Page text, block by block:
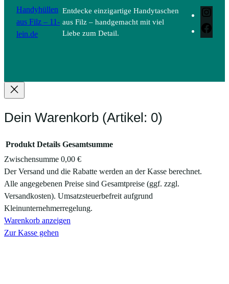
Handyhüllen
aus Filz – 11-
lein.de
Entdecke einzigartige Handytaschen
aus Filz – handgemacht mit viel
Liebe zum Detail.
Dein Warenkorb (Artikel: 0)
Produkte
im
Warenkorb
Produkt Details Gesamtsumme
Zwischensumme 0,00 €
Der Versand und die Rabatte werden an der Kasse berechnet.
Alle angegebenen Preise sind Gesamtpreise (ggf. zzgl.
Versandkosten). Umsatzsteuerbefreit aufgrund
Kleinunternehmerregelung.
Warenkorb anzeigen
Zur Kasse gehen